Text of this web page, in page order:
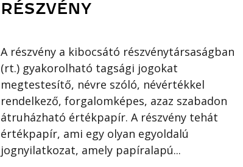
RÉSZVÉNY
A részvény a kibocsátó részvénytársaságban
(rt.) gyakorolható tagsági jogokat
megtestesítő, névre szóló, névértékkel
rendelkező, forgalomképes, azaz szabadon
átruházható értékpapír. A részvény tehát
értékpapír, ami egy olyan egyoldalú
jognyilatkozat, amely papíralapú...